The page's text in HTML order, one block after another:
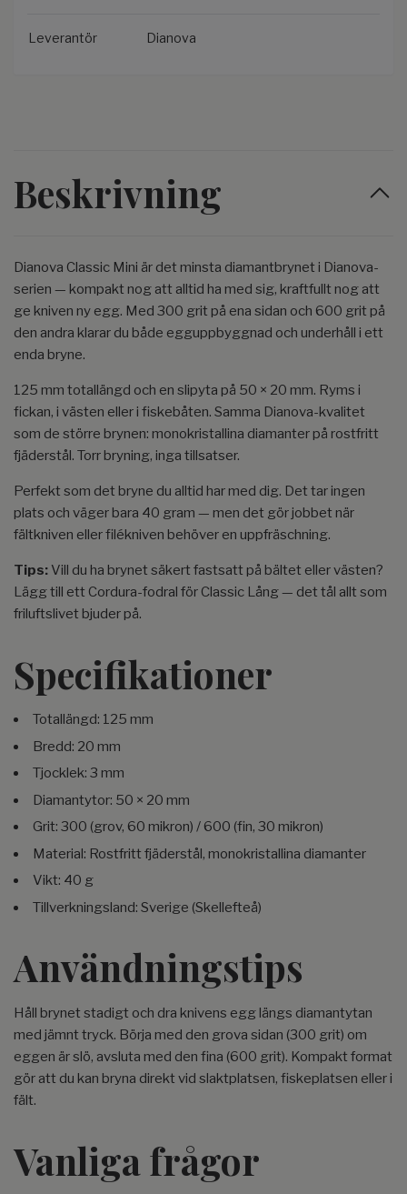
Leverantör Dianova
Beskrivning
Dianova Classic Mini är det minsta diamantbrynet i Dianova-
serien — kompakt nog att alltid ha med sig, kraftfullt nog att
ge kniven ny egg. Med 300 grit på ena sidan och 600 grit på
den andra klarar du både egguppbyggnad och underhåll i ett
enda bryne.
125 mm totallängd och en slipyta på 50 × 20 mm. Ryms i
fickan, i västen eller i fiskebåten. Samma Dianova-kvalitet
som de större brynen: monokristallina diamanter på rostfritt
fjäderstål. Torr bryning, inga tillsatser.
Perfekt som det bryne du alltid har med dig. Det tar ingen
plats och väger bara 40 gram — men det gör jobbet när
fältkniven eller filékniven behöver en uppfräschning.
Tips: Vill du ha brynet säkert fastsatt på bältet eller västen?
Lägg till ett Cordura-fodral för Classic Lång — det tål allt som
friluftslivet bjuder på.
Specifikationer
Totallängd: 125 mm
Bredd: 20 mm
Tjocklek: 3 mm
Diamantytor: 50 × 20 mm
Grit: 300 (grov, 60 mikron) / 600 (fin, 30 mikron)
Material: Rostfritt fjäderstål, monokristallina diamanter
Vikt: 40 g
Tillverkningsland: Sverige (Skellefteå)
Användningstips
Håll brynet stadigt och dra knivens egg längs diamantytan
med jämnt tryck. Börja med den grova sidan (300 grit) om
eggen är slö, avsluta med den fina (600 grit). Kompakt format
gör att du kan bryna direkt vid slaktplatsen, fiskeplatsen eller i
fält.
Vanliga frågor